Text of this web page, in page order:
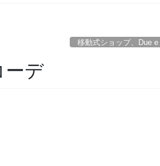
移動式ショップ、Due
ーデ